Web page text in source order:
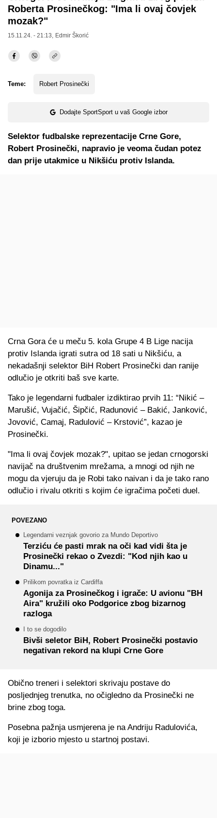
Roberta Prosinečkog: "Ima li ovaj čovjek
mozak?"
15.11.24. - 21:13, Edmir Škorić
Teme: Robert Prosinečki
Dodajte SportSport u vaš Google izbor
Selektor fudbalske reprezentacije Crne Gore,
Robert Prosinečki, napravio je veoma čudan potez
dan prije utakmice u Nikšiću protiv Islanda.
Crna Gora će u meču 5. kola Grupe 4 B Lige nacija
protiv Islanda igrati sutra od 18 sati u Nikšiću, a
nekadašnji selektor BiH Robert Prosinečki dan ranije
odlučio je otkriti baš sve karte.
Tako je legendarni fudbaler izdiktirao prvih 11: “Nikić –
Marušić, Vujačić, Šipčić, Radunović – Bakić, Janković,
Jovović, Camaj, Radulović – Krstović”, kazao je
Prosinečki.
"Ima li ovaj čovjek mozak?", upitao se jedan crnogorski
navijač na društvenim mrežama, a mnogi od njih ne
mogu da vjeruju da je Robi tako naivan i da je tako rano
odlučio i rivalu otkriti s kojim će igračima početi duel.
POVEZANO
Legendarni veznjak govorio za Mundo Deportivo
Terziću će pasti mrak na oči kad vidi šta je
Prosinečki rekao o Zvezdi: "Kod njih kao u
Dinamu..."
Prilikom povratka iz Cardiffa
Agonija za Prosinečkog i igrače: U avionu "BH
Aira" kružili oko Podgorice zbog bizarnog
razloga
I to se dogodilo
Bivši seletor BiH, Robert Prosinečki postavio
negativan rekord na klupi Crne Gore
Obično treneri i selektori skrivaju postave do
posljednjeg trenutka, no očigledno da Prosinečki ne
brine zbog toga.
Posebna pažnja usmjerena je na Andriju Radulovića,
koji je izborio mjesto u startnoj postavi.